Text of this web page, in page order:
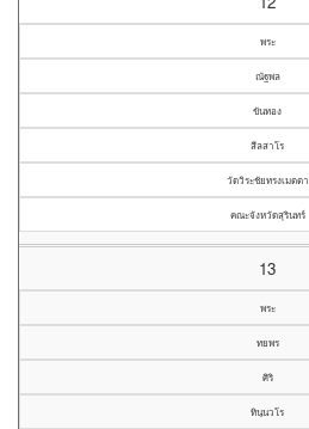
พระ
ณัฐพล
ขันทอง
สีลสาโร
วัดวิระชัยทรงเมตตา
คณะจังหวัดสุรินทร์
13
พระ
ทยพร
ศิริ
ทินฺนวโร